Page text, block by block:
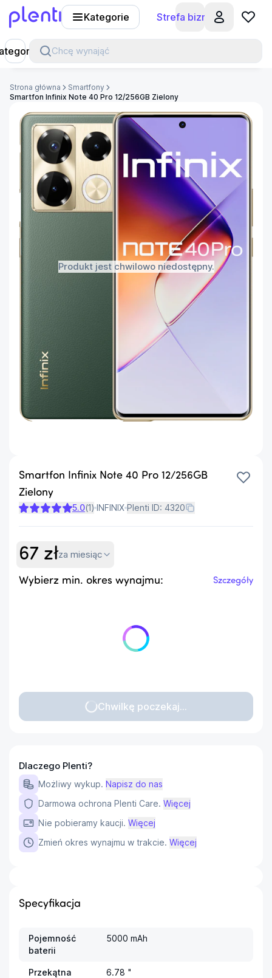
Kategorie Strefa biznesu
Chcę wynająć
Strona główna
Smartfony
Smartfon Infinix Note 40 Pro 12/256GB Zielony
Produkt jest chwilowo niedostępny.
Smartfon Infinix Note 40 Pro 12/256GB
Zielony
5.0(1) INFINIX Plenti ID: 4320
67 złza miesiąc
Wybierz min. okres wynajmu: Szczegóły
Chwilkę poczekaj...
Dlaczego Plenti?
Możliwy wykup. Napisz do nas
Darmowa ochrona Plenti Care. Więcej
Nie pobieramy kaucji. Więcej
Zmień okres wynajmu w trakcie. Więcej
Specyfikacja
Pojemność
baterii
5000 mAh
Przekątna
6.78 "